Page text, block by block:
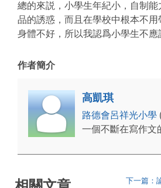
總的來説，小學生年紀小，自制
品的誘惑，而且在學校中根本不
身體不好，所以我認爲小學生不應
作者簡介
高凱琪
路德會呂祥光小學
一個不斷在寫作文
下一篇：